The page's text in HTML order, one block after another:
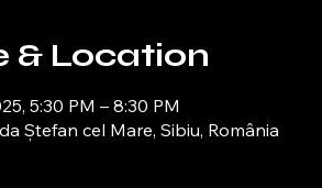
& Location
5:30 PM – 8:30 PM
Ștefan cel Mare, Sibiu, România